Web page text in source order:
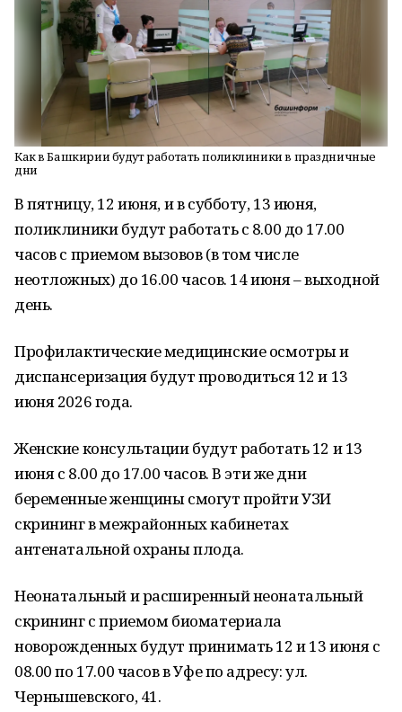
Как в Башкирии будут работать поликлиники в праздничные
дни
В пятницу, 12 июня, и в субботу, 13 июня,
поликлиники будут работать с 8.00 до 17.00
часов с приемом вызовов (в том числе
неотложных) до 16.00 часов. 14 июня – выходной
день.
Профилактические медицинские осмотры и
диспансеризация будут проводиться 12 и 13
июня 2026 года.
Женские консультации будут работать 12 и 13
июня с 8.00 до 17.00 часов. В эти же дни
беременные женщины смогут пройти УЗИ
скрининг в межрайонных кабинетах
антенатальной охраны плода.
Неонатальный и расширенный неонатальный
скрининг с приемом биоматериала
новорожденных будут принимать 12 и 13 июня с
08.00 по 17.00 часов в Уфе по адресу: ул.
Чернышевского, 41.